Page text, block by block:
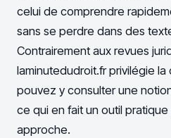
celui de comprendre
sans se perdre dans des
Contrairement aux revues
laminutedudroit.fr privilégie la
pouvez y consulter une
ce qui en fait un outil
approche.